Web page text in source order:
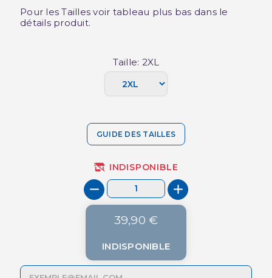
Pour les Tailles voir tableau plus bas dans le
détails produit.
Taille: 2XL
GUIDE DES TAILLES
INDISPONIBLE
39,90 €
INDISPONIBLE